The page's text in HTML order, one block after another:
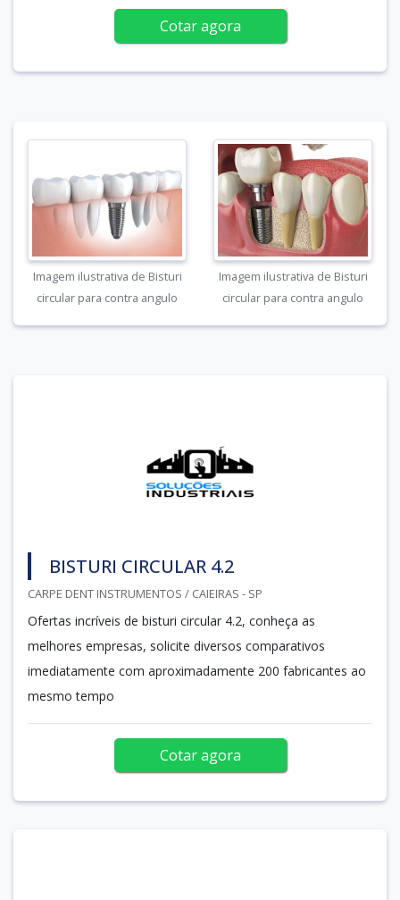
Cotar agora
Imagem ilustrativa de Bisturi
circular para contra angulo
Imagem ilustrativa de Bisturi
circular para contra angulo
BISTURI CIRCULAR 4.2
CARPE DENT INSTRUMENTOS / CAIEIRAS - SP
Ofertas incríveis de bisturi circular 4.2, conheça as
melhores empresas, solicite diversos comparativos
imediatamente com aproximadamente 200 fabricantes ao
mesmo tempo
Cotar agora